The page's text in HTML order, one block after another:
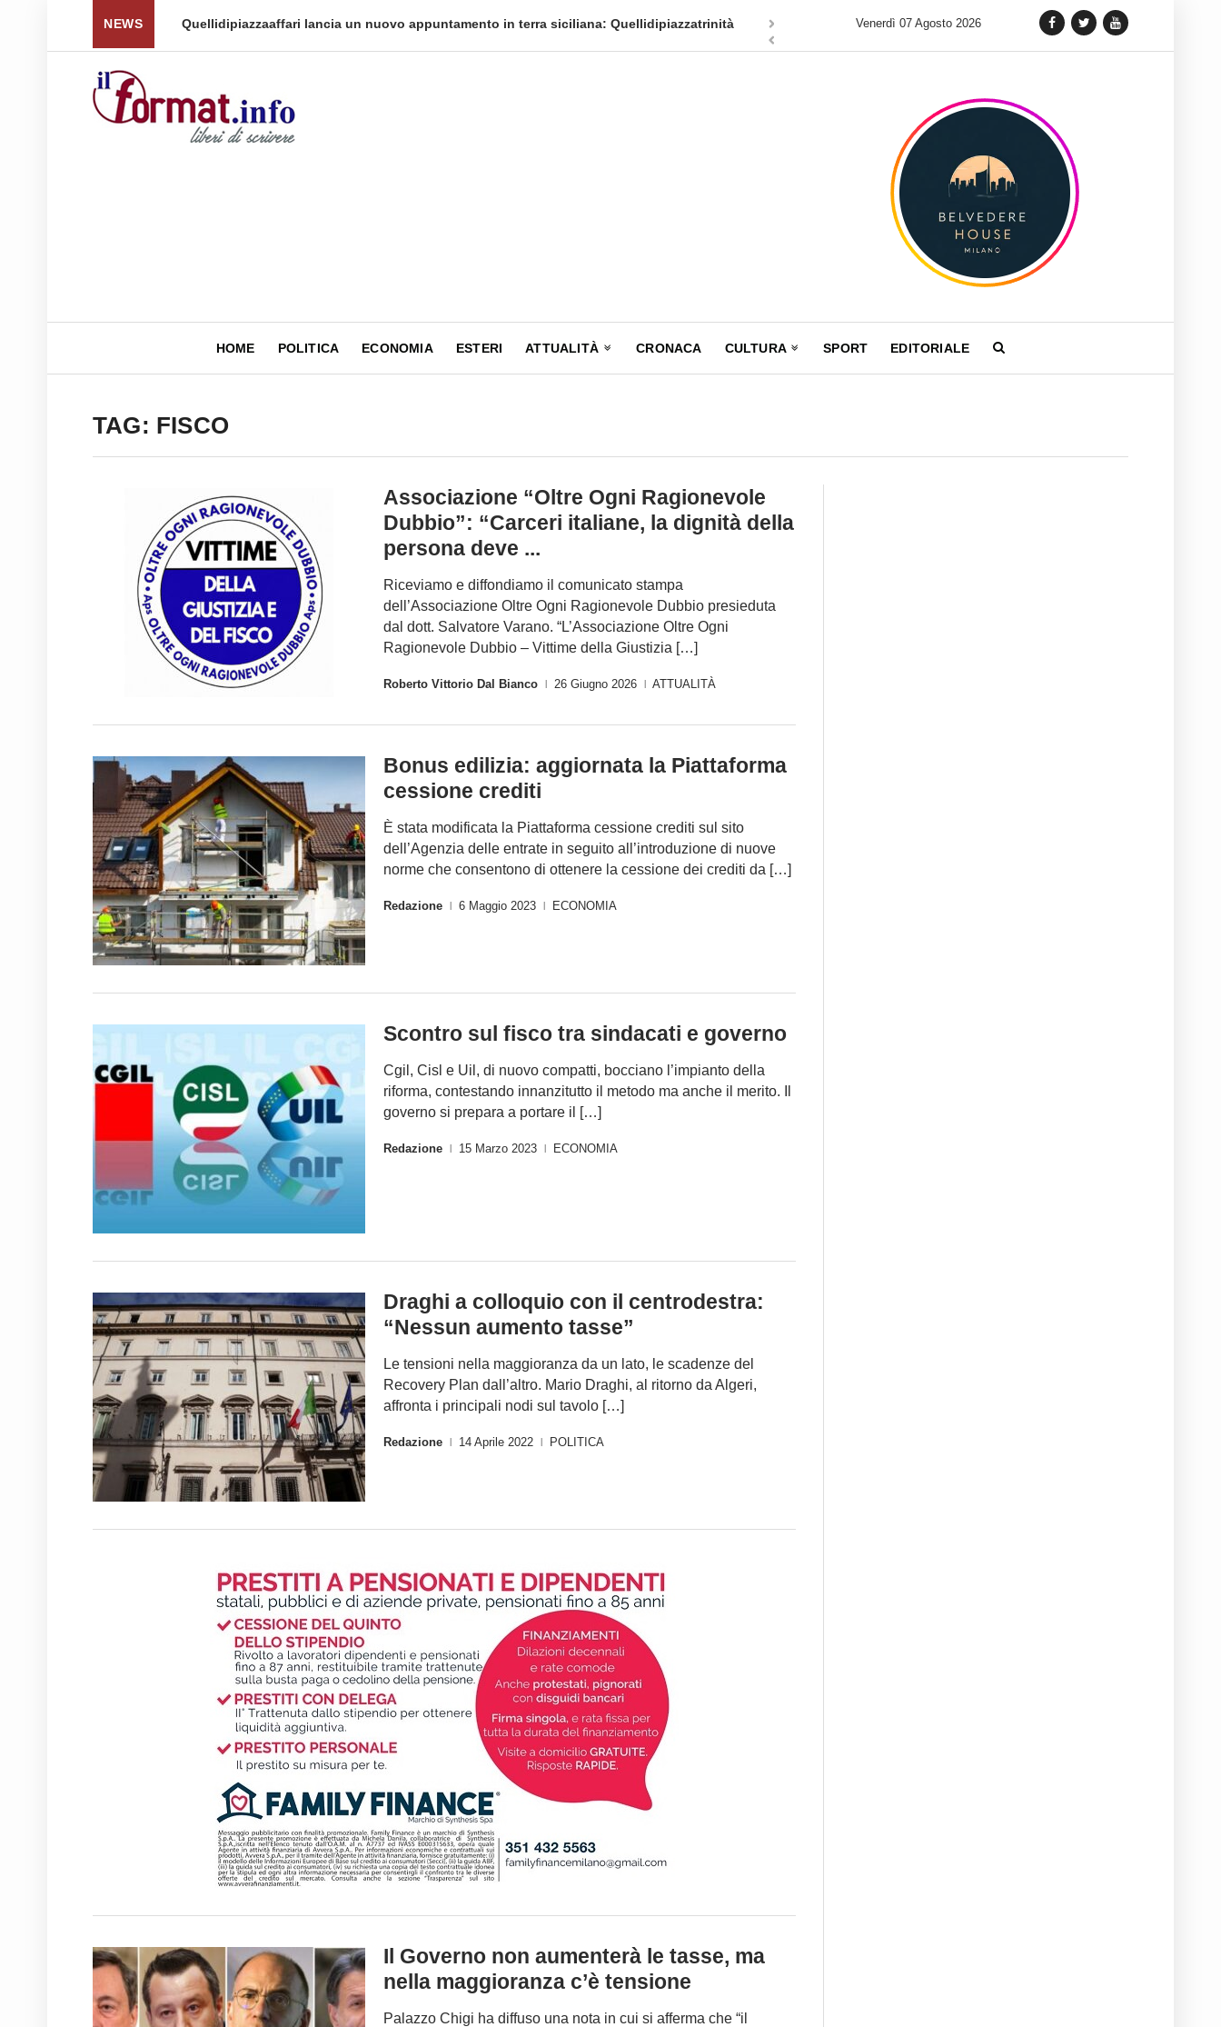
NEWS
per tornare a ... Quellidipiazzaaffari lancia un nuovo appuntamento in terra siciliana: Quellidipiazzatrinità Tag Heuer lancia una variante Limited Edition del Carrera Chronograph in
Venerdì 07 Agosto 2026
HOME POLITICA ECONOMIA ESTERI ATTUALITÀ CRONACA CULTURA SPORT EDITORIALE
TAG: FISCO
Associazione “Oltre Ogni Ragionevole
Dubbio”: “Carceri italiane, la dignità della
persona deve ...
Riceviamo e diffondiamo il comunicato stampa
dell’Associazione Oltre Ogni Ragionevole Dubbio presieduta
dal dott. Salvatore Varano. “L’Associazione Oltre Ogni
Ragionevole Dubbio – Vittime della Giustizia […]
Roberto Vittorio Dal Bianco 26 Giugno 2026 ATTUALITÀ
Bonus edilizia: aggiornata la Piattaforma
cessione crediti
È stata modificata la Piattaforma cessione crediti sul sito
dell’Agenzia delle entrate in seguito all’introduzione di nuove
norme che consentono di ottenere la cessione dei crediti da […]
Redazione 6 Maggio 2023 ECONOMIA
Scontro sul fisco tra sindacati e governo
Cgil, Cisl e Uil, di nuovo compatti, bocciano l’impianto della
riforma, contestando innanzitutto il metodo ma anche il merito. Il
governo si prepara a portare il […]
Redazione 15 Marzo 2023 ECONOMIA
Draghi a colloquio con il centrodestra:
“Nessun aumento tasse”
Le tensioni nella maggioranza da un lato, le scadenze del
Recovery Plan dall’altro. Mario Draghi, al ritorno da Algeri,
affronta i principali nodi sul tavolo […]
Redazione 14 Aprile 2022 POLITICA
Il Governo non aumenterà le tasse, ma
nella maggioranza c’è tensione
Palazzo Chigi ha diffuso una nota in cui si afferma che “il